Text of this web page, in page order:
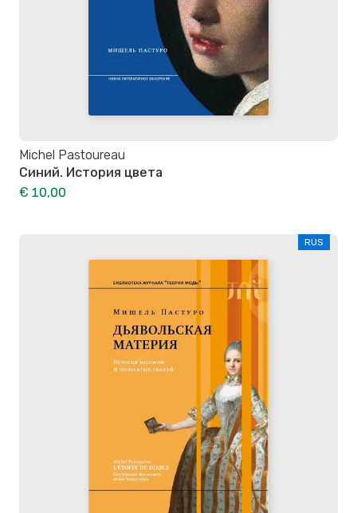
Michel Pastoureau
Синий. История цвета
€ 10,00
RUS